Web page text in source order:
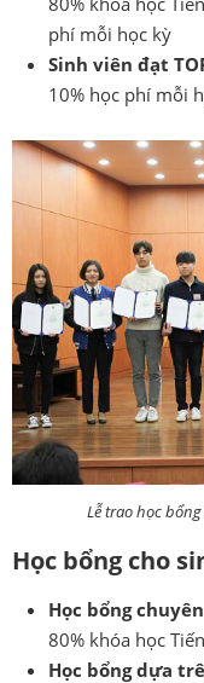
phí mỗi học kỳ
Sinh viên đạt
10% học phí mỗi
Lễ trao học
Học bổng cho
Học bổng
80% khóa học
Học bổng dựa